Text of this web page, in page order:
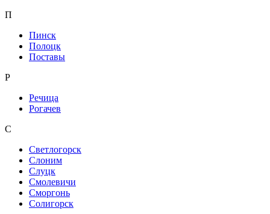
П
Пинск
Полоцк
Поставы
Р
Речица
Рогачев
С
Светлогорск
Слоним
Слуцк
Смолевичи
Сморгонь
Солигорск